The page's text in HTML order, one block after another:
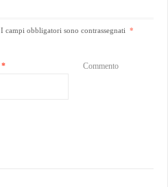
I campi obbligatori sono contrassegnati *
* Commento